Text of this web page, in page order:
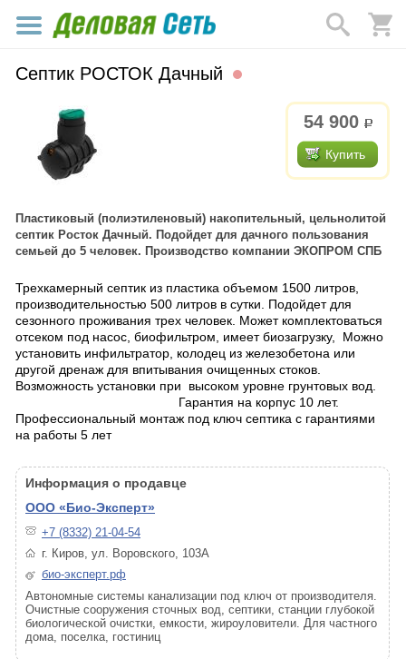
Септик РОСТОК Дачный
54 900 р.
Купить
Пластиковый (полиэтиленовый) накопительный, цельнолитой
септик Росток Дачный. Подойдет для дачного пользования
семьей до 5 человек. Производство компании ЭКОПРОМ СПБ
Трехкамерный септик из пластика объемом 1500 литров,
производительностью 500 литров в сутки. Подойдет для
сезонного проживания трех человек. Может комплектоваться
отсеком под насос, биофильтром, имеет биозагрузку, Можно
установить инфильтратор, колодец из железобетона или
другой дренаж для впитывания очищенных стоков.
Возможность установки при высоком уровне грунтовых вод.
Гарантия на корпус 10 лет.
Профессиональный монтаж под ключ септика с гарантиями
на работы 5 лет
Информация о продавце
ООО «Био-Эксперт»
+7 (8332) 21-04-54
г. Киров, ул. Воровского, 103А
био-эксперт.рф
Автономные системы канализации под ключ от производителя.
Очистные сооружения сточных вод, септики, станции глубокой
биологической очистки, емкости, жироуловители. Для частного
дома, поселка, гостиниц